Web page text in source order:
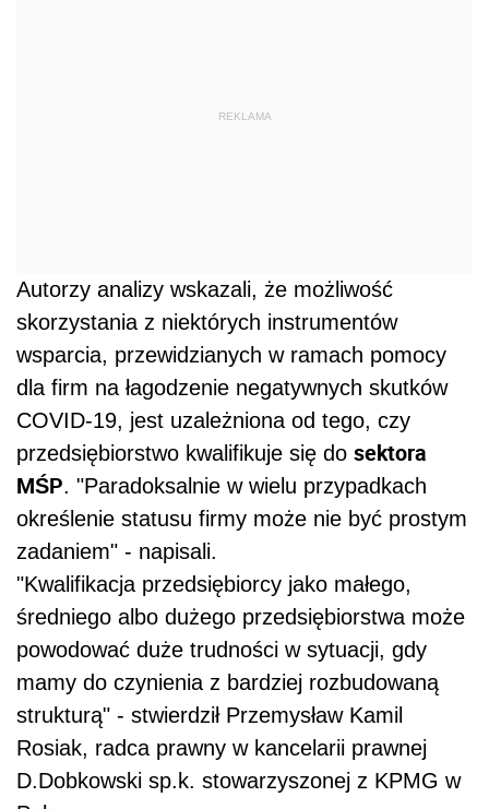
REKLAMA
Autorzy analizy wskazali, że możliwość
skorzystania z niektórych instrumentów
wsparcia, przewidzianych w ramach pomocy
dla firm na łagodzenie negatywnych skutków
COVID-19, jest uzależniona od tego, czy
przedsiębiorstwo kwalifikuje się do sektora
MŚP. "Paradoksalnie w wielu przypadkach
określenie statusu firmy może nie być prostym
zadaniem" - napisali.
"Kwalifikacja przedsiębiorcy jako małego,
średniego albo dużego przedsiębiorstwa może
powodować duże trudności w sytuacji, gdy
mamy do czynienia z bardziej rozbudowaną
strukturą" - stwierdził Przemysław Kamil
Rosiak, radca prawny w kancelarii prawnej
D.Dobkowski sp.k. stowarzyszonej z KPMG w